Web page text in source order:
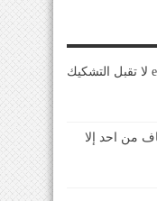
مصداقية elmaestrosport لا تقبل التشكيك
من احد إلا